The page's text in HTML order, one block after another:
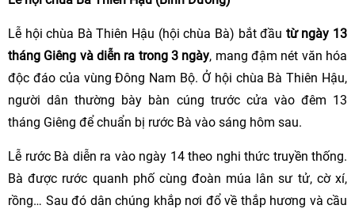
Lễ hội chùa Bà Thiên Hậu (hội chùa Bà) bắt đầu từ ngày 13
tháng Giêng và diễn ra trong 3 ngày, mang đậm nét văn hóa
độc đáo của vùng Đông Nam Bộ. Ở hội chùa Bà Thiên Hậu,
người dân thường bày bàn cúng trước cửa vào đêm 13
tháng Giêng để chuẩn bị rước Bà vào sáng hôm sau.
Lễ rước Bà diễn ra vào ngày 14 theo nghi thức truyền thống.
Bà được rước quanh phố cùng đoàn múa lân sư tử, cờ xí,
rồng… Sau đó dân chúng khắp nơi đổ về thắp hương và cầu